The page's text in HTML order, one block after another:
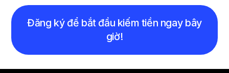
Đăng ký để bắt đầu kiếm tiền ngay bây
giờ!